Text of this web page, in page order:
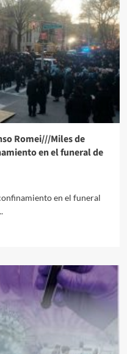
Romei///Miles de
en el funeral de
en el funeral